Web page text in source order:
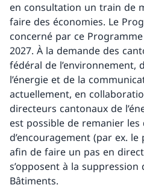
en consultation un train de
faire des économies. Le
concerné par ce
2027. À la demande des
fédéral de l’environnement,
l’énergie et de la
actuellement, en
directeurs cantonaux de
est possible de remanier
d’encouragement (par ex.
afin de faire un pas en
s’opposent à la
Bâtiments.